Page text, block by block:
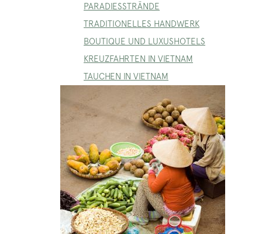
PARADIESSTRÄNDE
TRADITIONELLES HANDWERK
BOUTIQUE UND LUXUSHOTELS
KREUZFAHRTEN IN VIETNAM
TAUCHEN IN VIETNAM